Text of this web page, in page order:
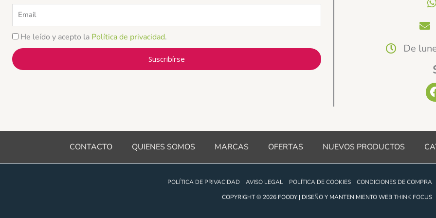
Email
He leído y acepto la Política de privacidad.
Suscribírse
De
CONTACTO QUIENES SOMOS MARCAS OFERTAS NUEVOS PRODUCTOS
POLÍTICA DE PRIVACIDAD AVISO LEGAL POLÍTICA DE COOKIES CONDICIONES DE COMPRA
COPYRIGHT © 2026 FOODY | DISEÑO Y MANTENIMIENTO WEBTHINK FOCUS